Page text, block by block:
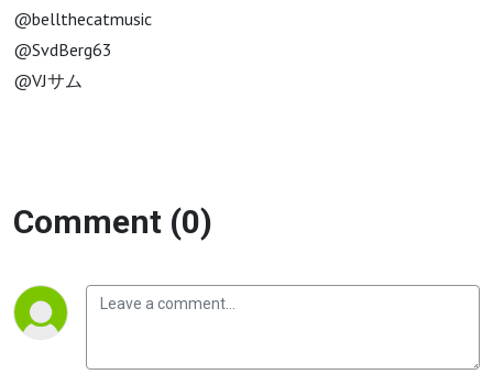
@bellthecatmusic
@SvdBerg63
@VJサム
Comment (0)